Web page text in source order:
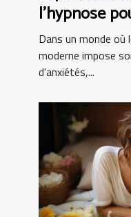
l'hypnose
stress
Dans un monde
moderne impose
d'anxiétés,...